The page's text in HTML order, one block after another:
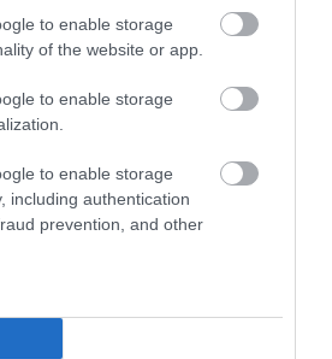
to enable storage
of the website or app.
to enable storage
to enable storage
including authentication
prevention, and other
odafigyelni,
készülsz.
kíváncsiskodj, kóstolgass
a Hamu és Gyémánt világát!